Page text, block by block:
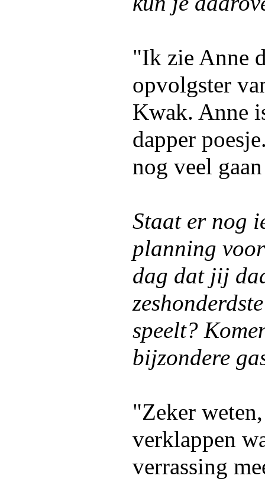
"Ik zie Anne
opvolgster
Kwak. Anne
dapper
nog veel
Staat er nog
planning
dag dat jij
speelt?
bijzondere
"Zeker
verklappen
verrassing